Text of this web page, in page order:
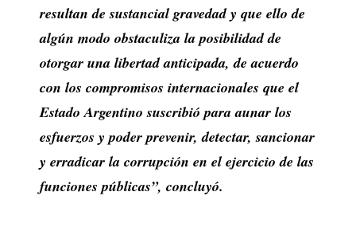
resultan de sustancial gravedad y que ello de
algún modo obstaculiza la posibilidad de
otorgar una libertad anticipada, de acuerdo
con los compromisos internacionales que el
Estado Argentino suscribió para aunar los
esfuerzos y poder prevenir, detectar, sancionar
y erradicar la corrupción en el ejercicio de las
funciones públicas”, concluyó.